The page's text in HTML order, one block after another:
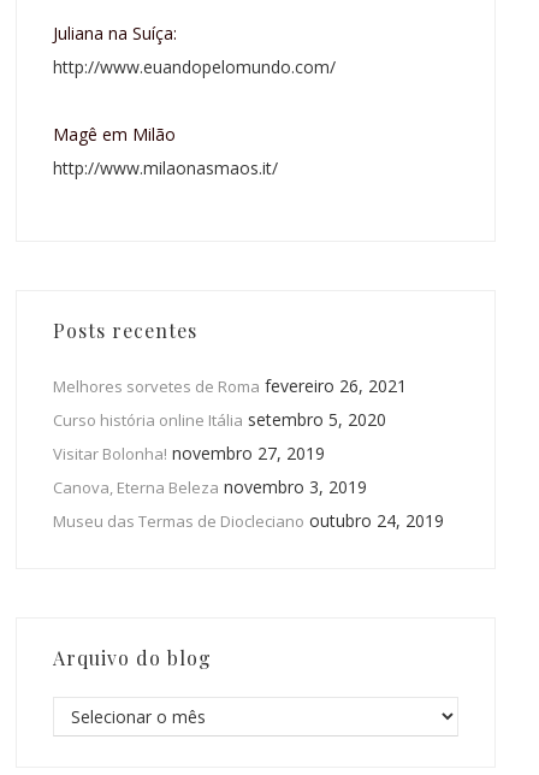
Juliana na Suíça:
http://www.euandopelomundo.com/
Magê em Milão
http://www.milaonasmaos.it/
Posts recentes
Melhores sorvetes de Roma fevereiro 26, 2021
Curso história online Itália setembro 5, 2020
Visitar Bolonha! novembro 27, 2019
Canova, Eterna Beleza novembro 3, 2019
Museu das Termas de Diocleciano outubro 24, 2019
Arquivo do blog